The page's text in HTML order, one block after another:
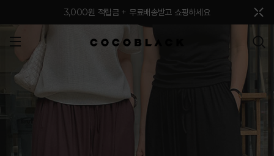
3,000원 적립금 + 무료배송받고 쇼핑하세요